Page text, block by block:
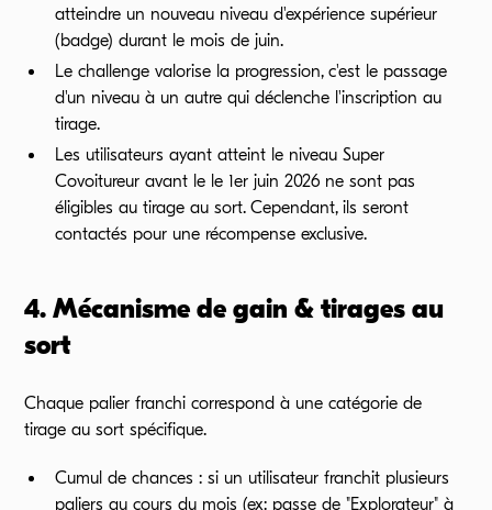
atteindre un nouveau niveau d'expérience supérieur
(badge) durant le mois de juin.
Le challenge valorise la progression, c'est le passage
d'un niveau à un autre qui déclenche l'inscription au
tirage.
Les utilisateurs ayant atteint le niveau Super
Covoitureur avant le le 1er juin 2026 ne sont pas
éligibles au tirage au sort. Cependant, ils seront
contactés pour une récompense exclusive.
4. Mécanisme de gain & tirages au
sort
Chaque palier franchi correspond à une catégorie de
tirage au sort spécifique.
Cumul de chances : si un utilisateur franchit plusieurs
paliers au cours du mois (ex: passe de "Explorateur" à